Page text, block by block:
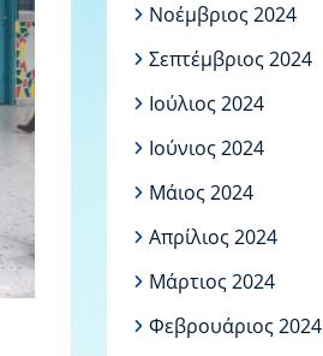
Νοέμβριος 2024
Σεπτέμβριος 2024
Ιούλιος 2024
Ιούνιος 2024
Μάιος 2024
Απρίλιος 2024
Μάρτιος 2024
Φεβρουάριος 2024